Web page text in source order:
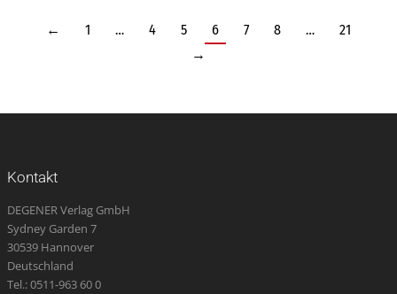
← 1 … 4 5 6 7 8 …
21
→
Kontakt
DEGENER Verlag GmbH
Sydney Garden 7
30539 Hannover
Deutschland
Tel.: 0511-963 60 0